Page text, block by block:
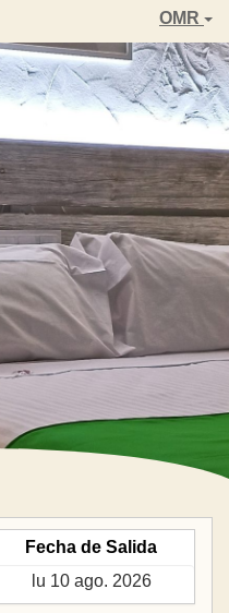
OMR
Fecha de Salida